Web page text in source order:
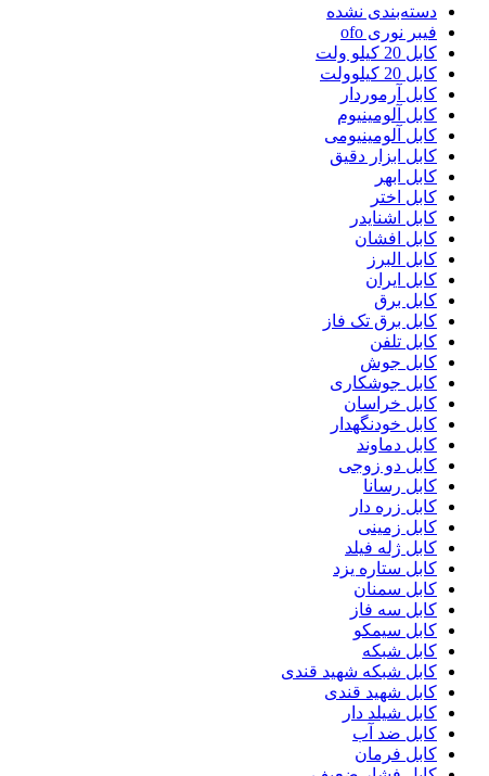
دسته‌بندی نشده
فیبر نوری ofo
کابل 20 کیلو ولت
کابل 20 کیلوولت
کابل آرموردار
کابل آلومینیوم
کابل آلومینیومی
کابل ابزار دقیق
کابل ابهر
کابل اختر
کابل اشنایدر
کابل افشان
کابل البرز
کابل ایران
کابل برق
کابل برق تک فاز
کابل تلفن
کابل جوش
کابل جوشکاری
کابل خراسان
کابل خودنگهدار
کابل دماوند
کابل دو زوجی
کابل رسانا
کابل زره دار
کابل زمینی
کابل ژله فیلد
کابل ستاره یزد
کابل سمنان
کابل سه فاز
کابل سیمکو
کابل شبکه
کابل شبکه شهید قندی
کابل شهید قندی
کابل شیلد دار
کابل ضد آب
کابل فرمان